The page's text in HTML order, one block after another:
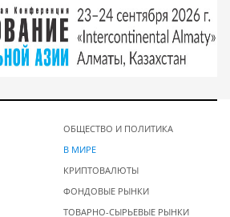
ОБЩЕСТВО И ПОЛИТИКА
В МИРЕ
КРИПТОВАЛЮТЫ
ФОНДОВЫЕ РЫНКИ
ТОВАРНО-СЫРЬЕВЫЕ РЫНКИ